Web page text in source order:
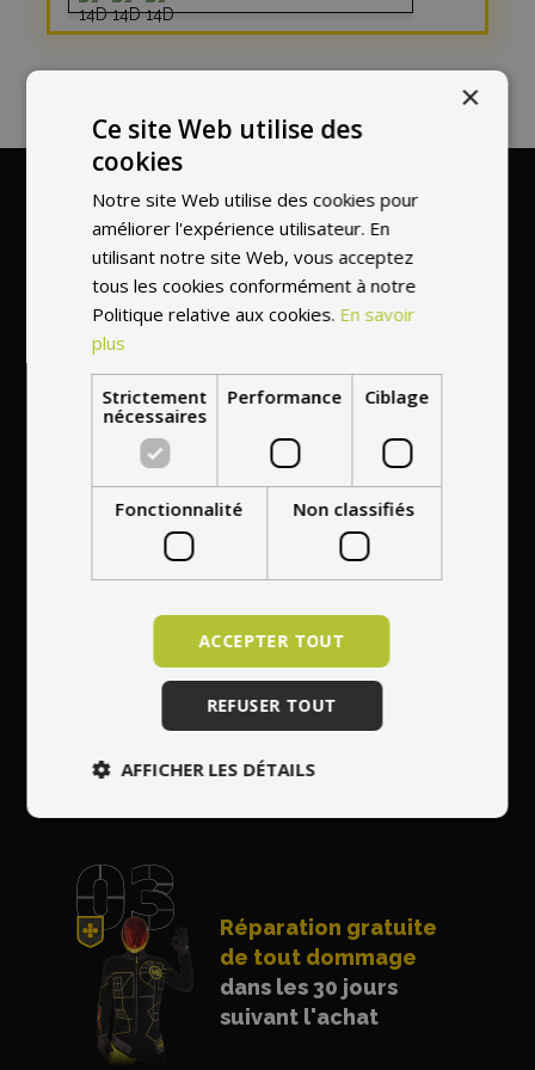
PourquoiMax Blinkerest-il de
classe mondiale?
recommandé au
monde
Entretien
professionnel à votre
domicile dans toute
l'Europe
Réparation gratuite
de tout dommage
dans les 30 jours
suivant l'achat
×
Ce site Web utilise des
cookies
Notre site Web utilise des cookies pour
améliorer l'expérience utilisateur. En
utilisant notre site Web, vous acceptez
tous les cookies conformément à notre
Politique relative aux cookies. En savoir
plus
Strictement
nécessaires
Performance Ciblage
Fonctionnalité Non classifiés
ACCEPTER TOUT
REFUSER TOUT
AFFICHER LES DÉTAILS